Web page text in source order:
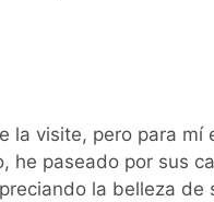
la visite, pero para mí
he paseado por sus
la belleza de